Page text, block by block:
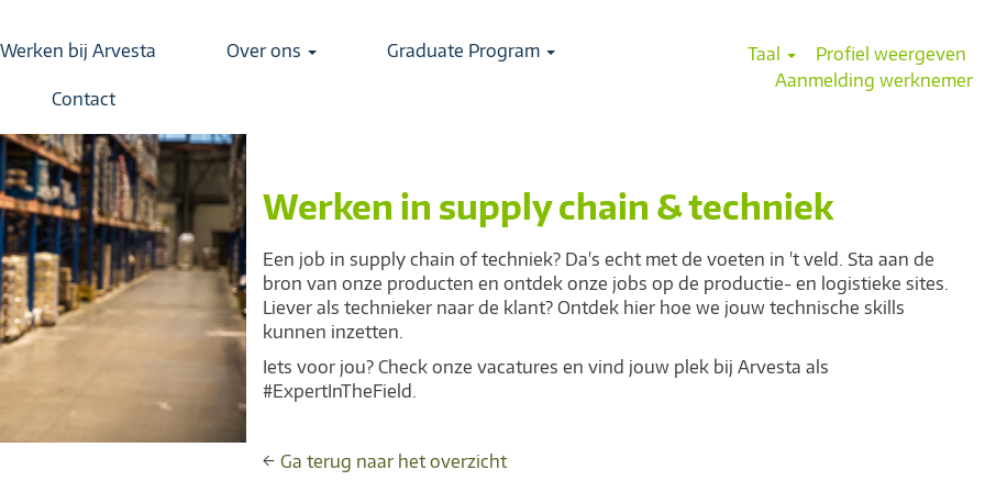
Werken bij Arvesta Over ons Graduate Program
Contact
Taal
Profiel weergeven
Aanmelding werknemer
Werken in supply chain & techniek
Een job in supply chain of techniek? Da's echt met de voeten in 't veld. Sta aan de
bron van onze producten en ontdek onze jobs op de productie- en logistieke sites.
Liever als technieker naar de klant? Ontdek hier hoe we jouw technische skills
kunnen inzetten.
Iets voor jou? Check onze vacatures en vind jouw plek bij Arvesta als
#ExpertInTheField.
← Ga terug naar het overzicht